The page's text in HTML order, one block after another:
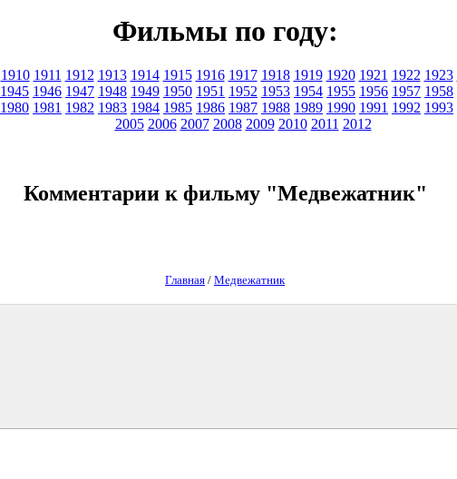
Фильмы по году:
1910 1911 1912 1913 1914 1915 1916 1917 1918 1919 1920 1921 1922 1923
1945 1946 1947 1948 1949 1950 1951 1952 1953 1954 1955 1956 1957 1958
1980 1981 1982 1983 1984 1985 1986 1987 1988 1989 1990 1991 1992 1993
2005 2006 2007 2008 2009 2010 2011 2012
Комментарии к фильму "Медвежатник"
Главная / Медвежатник